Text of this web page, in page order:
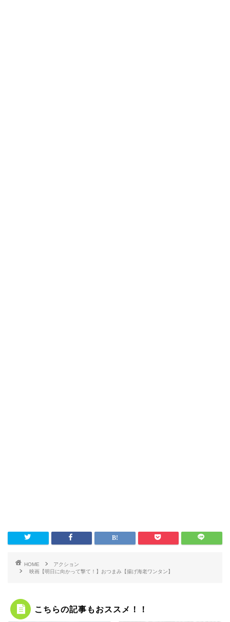
HOME
アクション
映画【明日に向かって撃て！】おつまみ【揚げ海老ワンタン】
こちらの記事もおススメ！！